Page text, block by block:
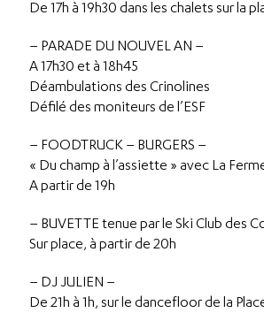
De 17h à 19h30 dans les chalets sur la
– PARADE DU NOUVEL AN –
A 17h30 et à 18h45
Déambulations des Crinolines
Défilé des moniteurs de l’ESF
– FOODTRUCK – BURGERS –
« Du champ à l’assiette » avec La
A partir de 19h
– BUVETTE tenue par le Ski Club des
Sur place, à partir de 20h
– DJ JULIEN –
De 21h à 1h, sur le dancefloor de la